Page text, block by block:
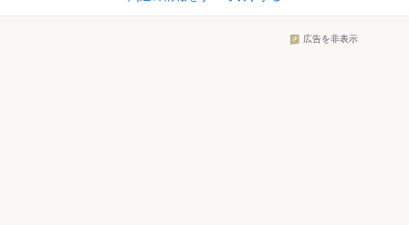
広告を非表示